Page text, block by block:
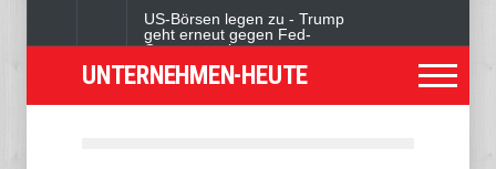
US-Börsen legen zu - Trump
geht erneut gegen Fed-
Gouverneurin vor
UNTERNEHMEN-HEUTE